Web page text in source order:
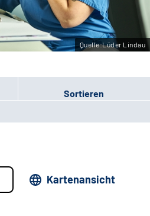
Quelle:Lüder Lindau
Sortieren
Kartenansicht